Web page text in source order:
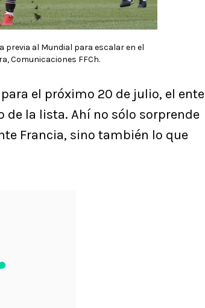
previa al Mundial para escalar en el
Comunicaciones FFCh.
el próximo 20 de julio, el ente
la lista. Ahí no sólo sorprende
Francia, sino también lo que